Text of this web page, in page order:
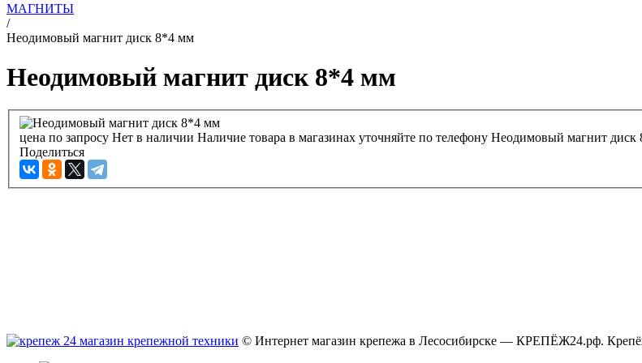
МАГНИТЫ
/
Неодимовый магнит диск 8*4 мм
Неодимовый магнит диск 8*4 мм
цена по запросу Нет в наличии Наличие товара в магазинах уточняйте по телефону Неодимовый магнит диск
Поделиться
© Интернет магазин крепежа в Лесосибирске — КРЕПЁЖ24.рф.